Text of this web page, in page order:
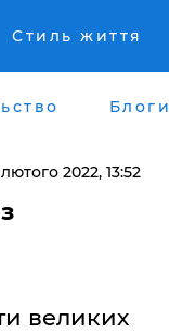
Стиль життя
Блоги
2022, 13:52
великих